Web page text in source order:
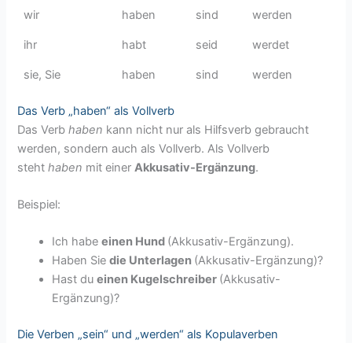
wir haben sind werden
ihr habt seid werdet
sie, Sie haben sind werden
Das Verb „haben“ als Vollverb
Das Verbhaben kann nicht nur als Hilfsverb gebraucht
werden, sondern auch als Vollverb. Als Vollverb
stehthaben mit einer Akkusativ-Ergänzung.
Beispiel:
Ich habeeinen Hund (Akkusativ-Ergänzung).
Haben Siedie Unterlagen (Akkusativ-Ergänzung)?
Hast dueinen Kugelschreiber (Akkusativ-
Ergänzung)?
Die Verben „sein“ und „werden“ als Kopulaverben